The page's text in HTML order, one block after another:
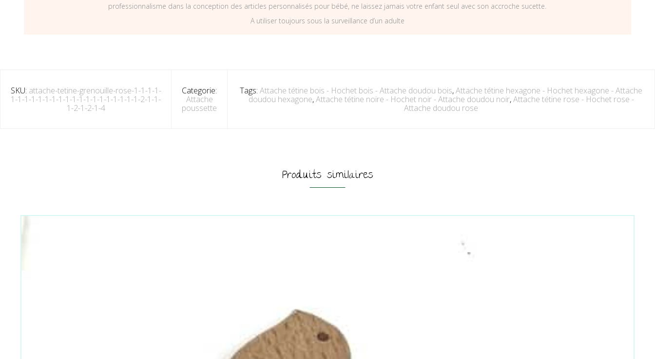
professionnalisme dans la conception des articles personnalisés pour bébé, ne laissez jamais votre enfant seul avec son accroche sucette.
A utiliser toujours sous la surveillance d’un adulte
SKU: attache-tetine-grenouille-rose-1-1-1-1-
1-1-1-1-1-1-1-1-1-1-1-1-1-1-1-1-1-1-1-2-1-1-
1-2-1-2-1-4
Categorie:
Attache
poussette
Tags: Attache tétine bois - Hochet bois - Attache doudou bois,Attache tétine hexagone - Hochet hexagone - Attache
doudou hexagone,Attache tétine noire - Hochet noir - Attache doudou noir,Attache tétine rose - Hochet rose -
Attache doudou rose
Produits similaires